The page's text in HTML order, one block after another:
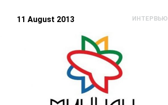
11 August 2013 ИНТЕРВЬЮ